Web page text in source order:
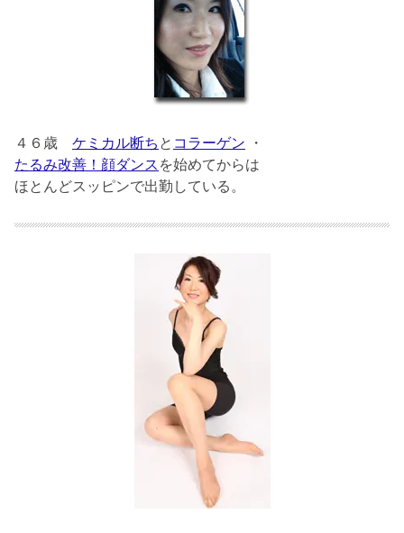
４６歳 ケミカル断ち と コラーゲン ・
たるみ改善！顔ダンス を始めてからは
ほとんどスッピンで出勤している。